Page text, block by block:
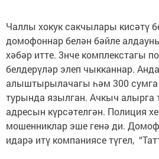
Чаллы хокук сакчылары кисәтү
домофоннар белән бәйле
хәбәр итте. 3нче комплекстагы
белдерүләр элеп чыкканнар.
алыштырылачагы һәм 300
турында язылган. Ачкыч алырга
адресын күрсәтелгән. Полиция
мошенниклар эше генә ди.
идарә итү компаниясе түгел,